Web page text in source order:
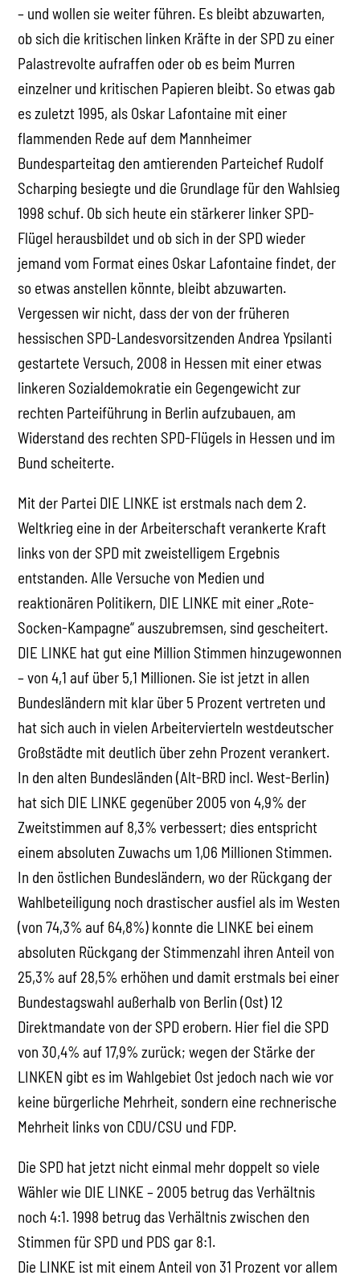
– und wollen sie weiter führen. Es bleibt abzuwarten,
ob sich die kritischen linken Kräfte in der SPD zu einer
Palastrevolte aufraffen oder ob es beim Murren
einzelner und kritischen Papieren bleibt. So etwas gab
es zuletzt 1995, als Oskar Lafontaine mit einer
flammenden Rede auf dem Mannheimer
Bundesparteitag den amtierenden Parteichef Rudolf
Scharping besiegte und die Grundlage für den Wahlsieg
1998 schuf. Ob sich heute ein stärkerer linker SPD-
Flügel herausbildet und ob sich in der SPD wieder
jemand vom Format eines Oskar Lafontaine findet, der
so etwas anstellen könnte, bleibt abzuwarten.
Vergessen wir nicht, dass der von der früheren
hessischen SPD-Landesvorsitzenden Andrea Ypsilanti
gestartete Versuch, 2008 in Hessen mit einer etwas
linkeren Sozialdemokratie ein Gegengewicht zur
rechten Parteiführung in Berlin aufzubauen, am
Widerstand des rechten SPD-Flügels in Hessen und im
Bund scheiterte.
Mit der Partei DIE LINKE ist erstmals nach dem 2.
Weltkrieg eine in der Arbeiterschaft verankerte Kraft
links von der SPD mit zweistelligem Ergebnis
entstanden. Alle Versuche von Medien und
reaktionären Politikern, DIE LINKE mit einer „Rote-
Socken-Kampagne“ auszubremsen, sind gescheitert.
DIE LINKE hat gut eine Million Stimmen hinzugewonnen
– von 4,1 auf über 5,1 Millionen. Sie ist jetzt in allen
Bundesländern mit klar über 5 Prozent vertreten und
hat sich auch in vielen Arbeitervierteln westdeutscher
Großstädte mit deutlich über zehn Prozent verankert.
In den alten Bundesländen (Alt-BRD incl. West-Berlin)
hat sich DIE LINKE gegenüber 2005 von 4,9% der
Zweitstimmen auf 8,3% verbessert; dies entspricht
einem absoluten Zuwachs um 1,06 Millionen Stimmen.
In den östlichen Bundesländern, wo der Rückgang der
Wahlbeteiligung noch drastischer ausfiel als im Westen
(von 74,3% auf 64,8%) konnte die LINKE bei einem
absoluten Rückgang der Stimmenzahl ihren Anteil von
25,3% auf 28,5% erhöhen und damit erstmals bei einer
Bundestagswahl außerhalb von Berlin (Ost) 12
Direktmandate von der SPD erobern. Hier fiel die SPD
von 30,4% auf 17,9% zurück; wegen der Stärke der
LINKEN gibt es im Wahlgebiet Ost jedoch nach wie vor
keine bürgerliche Mehrheit, sondern eine rechnerische
Mehrheit links von CDU/CSU und FDP.
Die SPD hat jetzt nicht einmal mehr doppelt so viele
Wähler wie DIE LINKE – 2005 betrug das Verhältnis
noch 4:1. 1998 betrug das Verhältnis zwischen den
Stimmen für SPD und PDS gar 8:1.
Die LINKE ist mit einem Anteil von 31 Prozent vor allem